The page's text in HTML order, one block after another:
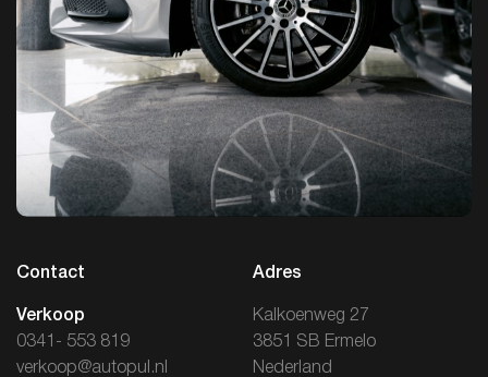
Contact
Verkoop
0341- 553 819
verkoop@autopul.nl
Adres
Kalkoenweg 27
3851 SB Ermelo
Nederland